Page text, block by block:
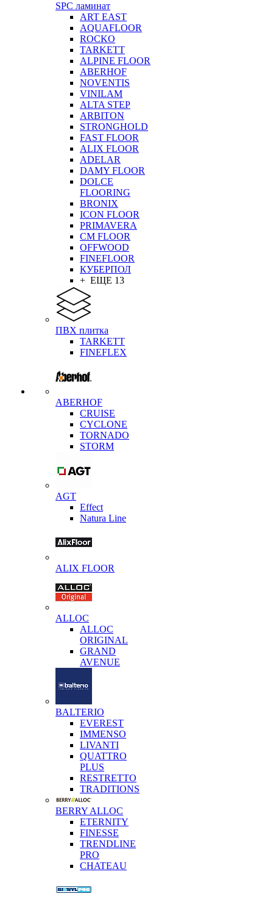
SPC ламинат
ART EAST
AQUAFLOOR
ROCKO
TARKETT
ALPINE FLOOR
ABERHOF
NOVENTIS
VINILAM
ALTA STEP
ARBITON
STRONGHOLD
FAST FLOOR
ALIX FLOOR
ADELAR
DAMY FLOOR
DOLCE
FLOORING
BRONIX
ICON FLOOR
PRIMAVERA
CM FLOOR
OFFWOOD
FINEFLOOR
КУБЕРПОЛ
+ ЕЩЕ 13
ПВХ плитка
TARKETT
FINEFLEX
ABERHOF
CRUISE
CYCLONE
TORNADO
STORM
AGT
Effect
Natura Line
ALIX FLOOR
ALLOC
ALLOC
ORIGINAL
GRAND
AVENUE
BALTERIO
EVEREST
IMMENSO
LIVANTI
QUATTRO
PLUS
RESTRETTO
TRADITIONS
BERRY ALLOC
ETERNITY
FINESSE
TRENDLINE
PRO
CHATEAU